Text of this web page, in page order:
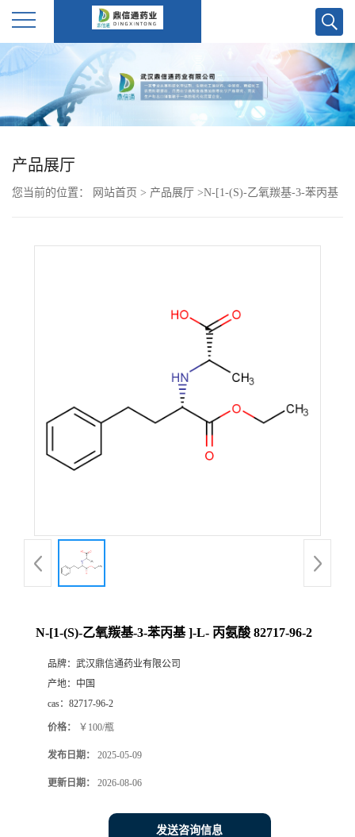
公
产
产品展厅
您当前的位置： 网站首页 > 产品展厅 >N-[1-(S)-乙氧羰基-3-苯丙基
N-[1-(S)-乙氧羰基-3-苯丙基 ]-L- 丙氨酸 82717-96-2
品牌： 武汉鼎信通药业有限公司
产地： 中国
cas： 82717-96-2
价格： ￥100/瓶
发布日期： 2025-05-09
更新日期： 2026-08-06
发送咨询信息